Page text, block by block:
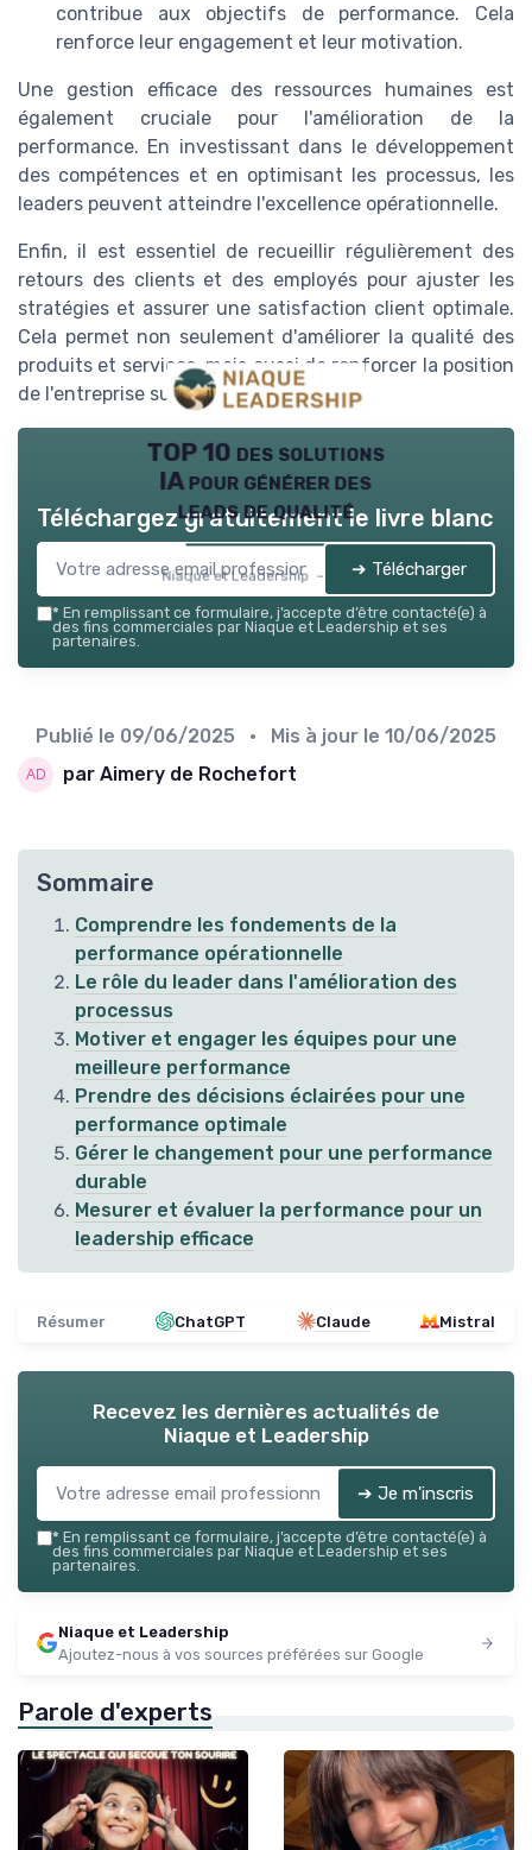
contribue aux objectifs de performance. Cela
renforce leur engagement et leur motivation.
Une gestion efficace des ressources humaines est
également cruciale pour l'amélioration de la
performance. En investissant dans le développement
des compétences et en optimisant les processus, les
leaders peuvent atteindre l'excellence opérationnelle.
Enfin, il est essentiel de recueillir régulièrement des
retours des clients et des employés pour ajuster les
stratégies et assurer une satisfaction client optimale.
Cela permet non seulement d'améliorer la qualité des
produits et services, mais aussi de renforcer la position
de l'entreprise sur le marché.
TOP 10 des solutions
IA pour générer des
leads de qualité
Niaque et Leadership — 2026
Téléchargez gratuitement le livre blanc
➔ Télécharger
* En remplissant ce formulaire, j’accepte d’être contacté(e) à
des fins commerciales par Niaque et Leadership et ses
partenaires.
Publié le 09/06/2025 • Mis à jour le 10/06/2025
par Aimery de Rochefort
Sommaire
Comprendre les fondements de la
performance opérationnelle
Le rôle du leader dans l'amélioration des
processus
Motiver et engager les équipes pour une
meilleure performance
Prendre des décisions éclairées pour une
performance optimale
Gérer le changement pour une performance
durable
Mesurer et évaluer la performance pour un
leadership efficace
Résumer ChatGPT Claude Mistral
Recevez les dernières actualités de
Niaque et Leadership
➔ Je m'inscris
* En remplissant ce formulaire, j’accepte d’être contacté(e) à
des fins commerciales par Niaque et Leadership et ses
partenaires.
Niaque et Leadership
Ajoutez-nous à vos sources préférées sur Google
Parole d'experts